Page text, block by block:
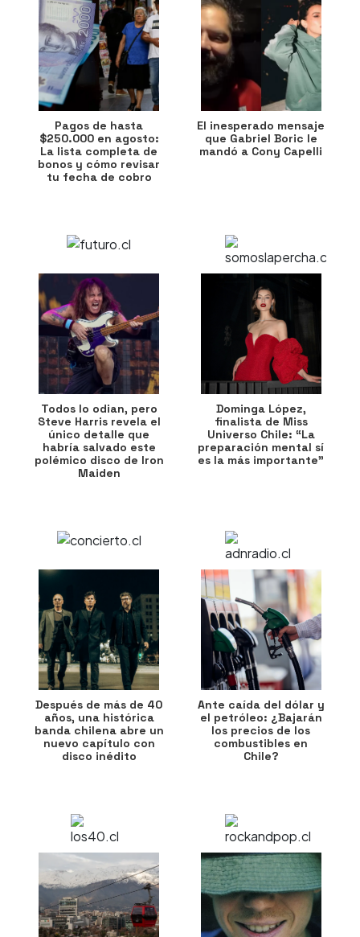
Pagos de hasta
$250.000 en agosto:
La lista completa de
bonos y cómo revisar
tu fecha de cobro
El inesperado mensaje
que Gabriel Boric le
mandó a Cony Capelli
Todos lo odian, pero
Steve Harris revela el
único detalle que
habría salvado este
polémico disco de Iron
Maiden
Dominga López,
finalista de Miss
Universo Chile: “La
preparación mental sí
es la más importante”
Después de más de 40
años, una histórica
banda chilena abre un
nuevo capítulo con
disco inédito
Ante caída del dólar y
el petróleo: ¿Bajarán
los precios de los
combustibles en
Chile?